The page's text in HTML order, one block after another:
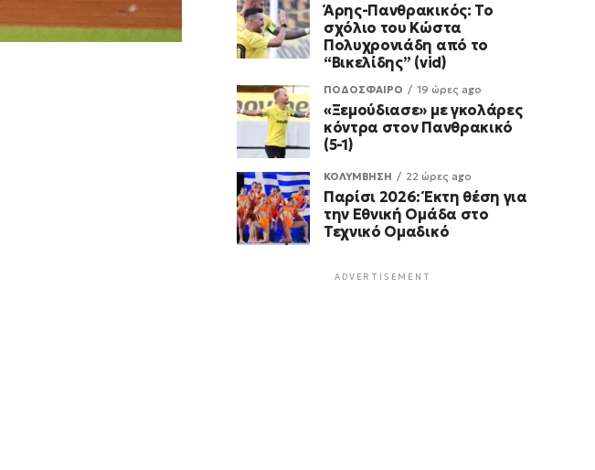
Άρης-Πανθρακικός: Το
σχόλιο του Κώστα
Πολυχρονιάδη από το
“Βικελίδης” (vid)
ΠΟΔΟΣΦΑΙΡΟ 19 ώρες ago
«Ξεμούδιασε» με γκολάρες
κόντρα στον Πανθρακικό
(5-1)
ΚΟΛΥΜΒΗΣΗ 22 ώρες ago
Παρίσι 2026: Έκτη θέση για
την Εθνική Ομάδα στο
Τεχνικό Ομαδικό
ADVERTISEMENT